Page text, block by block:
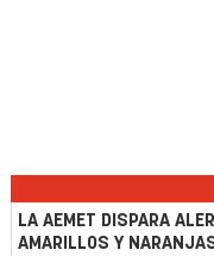
LA AEMET DISPARA
AMARILLOS Y